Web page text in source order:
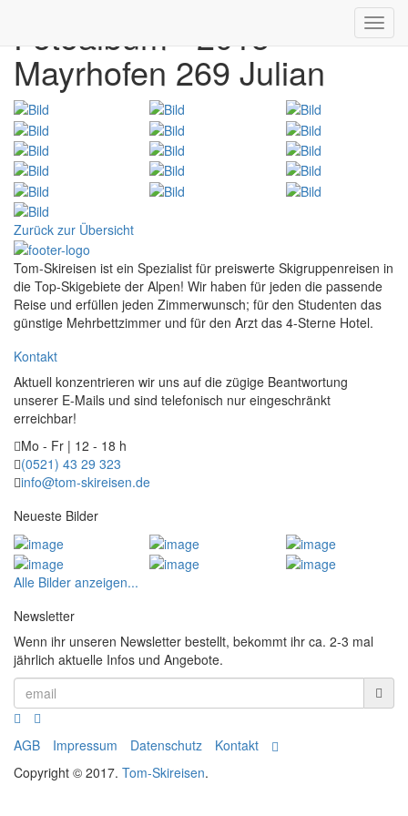
Fotoalbum - 2015
Mayrhofen 269 Julian
Zurück zur Übersicht
Tom-Skireisen ist ein Spezialist für preiswerte Skigruppenreisen in
die Top-Skigebiete der Alpen! Wir haben für jeden die passende
Reise und erfüllen jeden Zimmerwunsch; für den Studenten das
günstige Mehrbettzimmer und für den Arzt das 4-Sterne Hotel.
Kontakt
Aktuell konzentrieren wir uns auf die zügige Beantwortung
unserer E-Mails und sind telefonisch nur eingeschränkt
erreichbar!
Mo - Fr | 12 - 18 h
(0521) 43 29 323
info@tom-skireisen.de
Neueste Bilder
Alle Bilder anzeigen...
Newsletter
Wenn ihr unseren Newsletter bestellt, bekommt ihr ca. 2-3 mal
jährlich aktuelle Infos und Angebote.
AGB Impressum Datenschutz
Kontakt
Copyright © 2017. Tom-Skireisen.